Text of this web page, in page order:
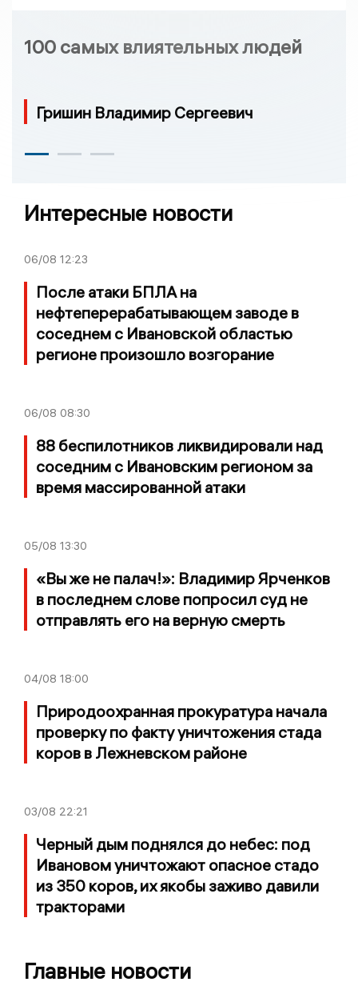
100 самых влиятельных людей
Гришин Владимир Сергеевич
Интересные новости
06/08 12:23
После атаки БПЛА на
нефтеперерабатывающем заводе в
соседнем с Ивановской областью
регионе произошло возгорание
06/08 08:30
88 беспилотников ликвидировали над
соседним с Ивановским регионом за
время массированной атаки
05/08 13:30
«Вы же не палач!»: Владимир Ярченков
в последнем слове попросил суд не
отправлять его на верную смерть
04/08 18:00
Природоохранная прокуратура начала
проверку по факту уничтожения стада
коров в Лежневском районе
03/08 22:21
Черный дым поднялся до небес: под
Ивановом уничтожают опасное стадо
из 350 коров, их якобы заживо давили
тракторами
Главные новости